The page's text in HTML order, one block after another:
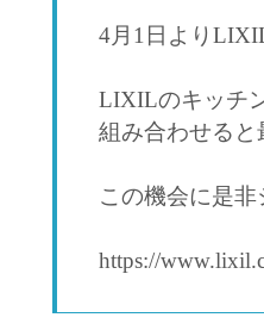
4月1日より
LIXILのキッチ
組み合わせると
この機会に是
https://